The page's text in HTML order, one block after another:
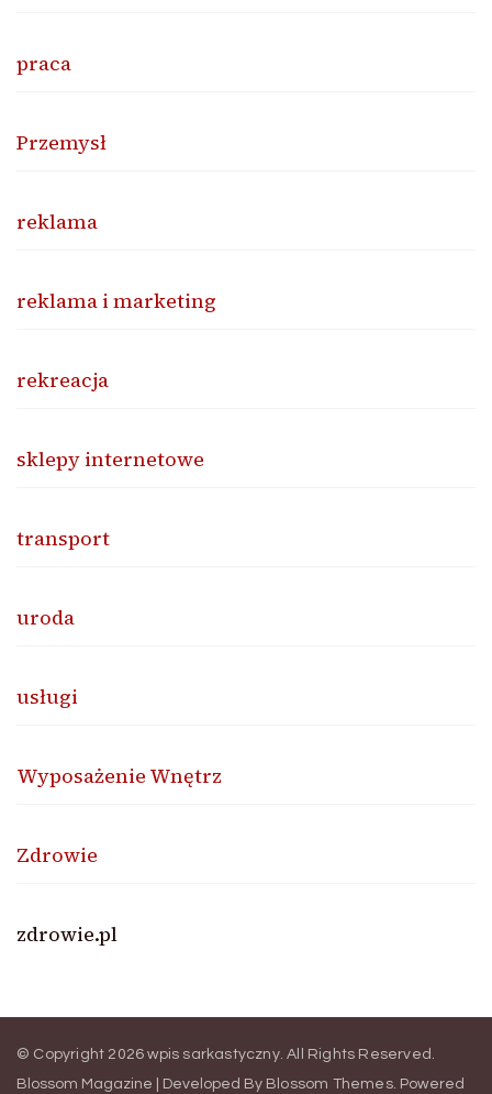
praca
Przemysł
reklama
reklama i marketing
rekreacja
sklepy internetowe
transport
uroda
usługi
Wyposażenie Wnętrz
Zdrowie
zdrowie.pl
© Copyright 2026wpis sarkastyczny. All Rights Reserved.
Blossom Magazine | Developed By Blossom Themes. Powered